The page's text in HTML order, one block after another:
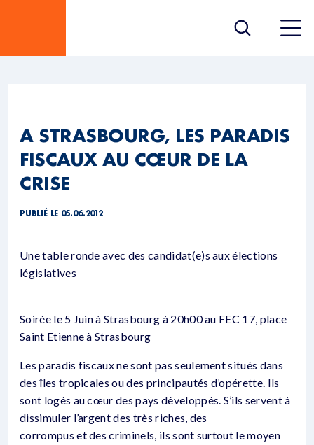
A STRASBOURG, LES PARADIS
FISCAUX AU CŒUR DE LA
CRISE
PUBLIÉ LE 05.06.2012
Une table ronde avec des candidat(e)s aux élections
législatives
Soirée le 5 Juin à Strasbourg à 20h00 au FEC 17, place
Saint Etienne à Strasbourg
Les paradis fiscaux ne sont pas seulement situés dans
des îles tropicales ou des principautés d’opérette. Ils
sont logés au cœur des pays développés. S’ils servent à
dissimuler l’argent des très riches, des
corrompus et des criminels, ils sont surtout le moyen